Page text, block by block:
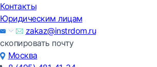
Контакты
Юридическим лицам
zakaz@instrdom.ru
скопировать почту
Москва